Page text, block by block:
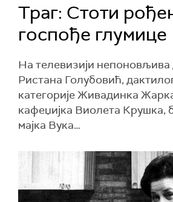
Траг: Стоти
госпође глумице
На телевизији
Ристана Голубовић,
категорије Живадинка
кафеџијка Виолета Крушка,
мајка Вука…